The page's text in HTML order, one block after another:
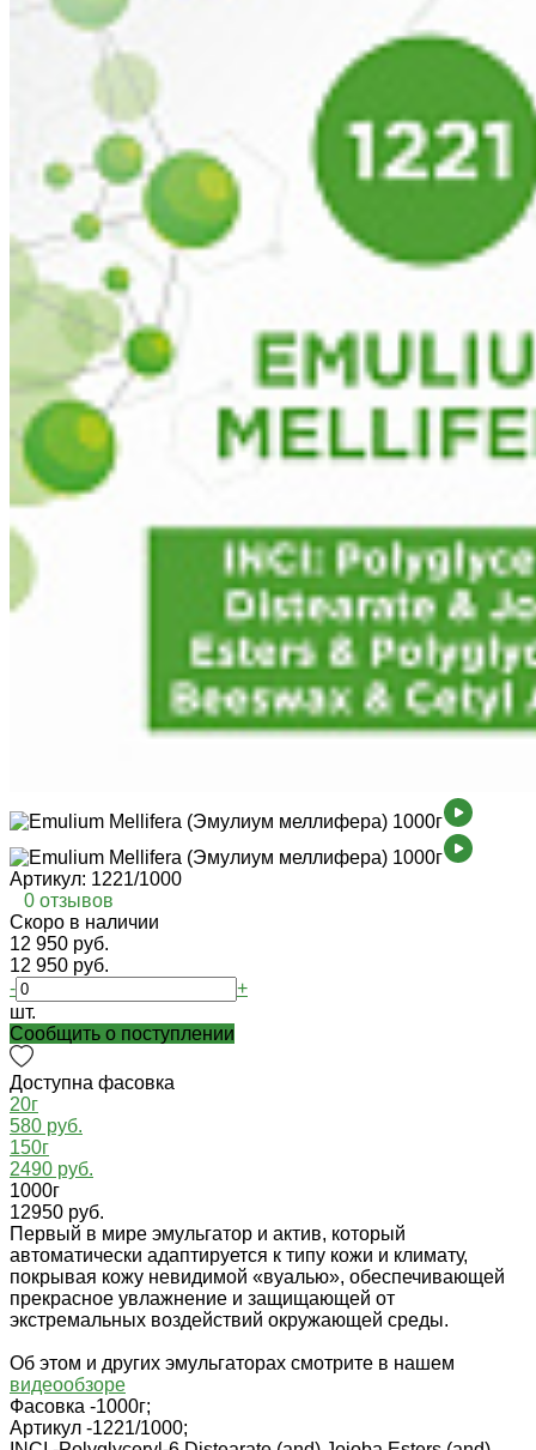
Артикул: 1221/1000
0 отзывов
Cкоро в наличии
12 950 руб.
12 950 руб.
-
+
шт.
Cообщить о поступлении
Доступна фасовка
20г
580 руб.
150г
2490 руб.
1000г
12950 руб.
Первый в мире эмульгатор и актив, который
автоматически адаптируется к типу кожи и климату,
покрывая кожу невидимой «вуалью», обеспечивающей
прекрасное увлажнение и защищающей от
экстремальных воздействий окружающей среды.
Об этом и других эмульгаторах смотрите в нашем
видеообзоре
Фасовка -1000г;
Артикул -1221/1000;